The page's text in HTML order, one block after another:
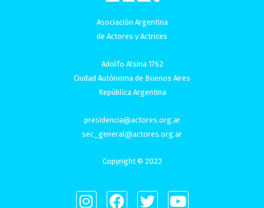
Asociación Argentina
de Actores y Actrices
Adolfo Alsina 1762
Ciudad Autónoma de Buenos Aires
República Argentina
presidencia@actores.org.ar
sec_general@actores.org.ar
Copyright © 2022
I
n
F
a
T
w
Y
o